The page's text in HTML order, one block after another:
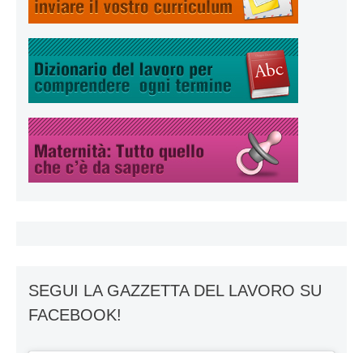
SEGUI LA GAZZETTA DEL LAVORO SU
FACEBOOK!